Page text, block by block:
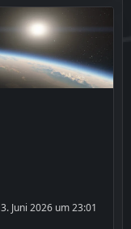
3. Juni 2026 um 23:01